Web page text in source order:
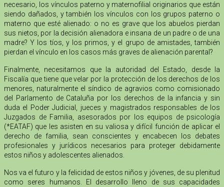
necesario, los vínculos paterno y maternofilial originarios que están
siendo dañados, y también los vínculos con los grupos paterno o
materno que esté alienado: o no es grave que los abuelos pierdan
sus nietos, por la decisión alienadora e insana de un padre o de una
madre? Y los tíos, y los primos, y el grupo de amistades, también
pierdan el vínculo en los casos más graves de alienación parental?
Finalmente, necesitamos que la autoridad del Estado, desde la
Fiscalía que tiene que velar por la protección de los derechos de los
menores, naturalmente el síndico de agravios como comisionado
del Parlamento de Cataluña por los derechos de la infancia y sin
duda el Poder Judicial, jueces y magistrados responsables de los
Juzgados de Familia, asesorados por los equipos de psicología
(*EATAF) que les asisten en su valiosa y difícil función de aplicar el
derecho de familia, sean conscientes y encabecen los debates
profesionales y jurídicos necesarios para proteger debidamente
estos niños y adolescentes alienados.
Nos va el futuro y la felicidad de estos niños y jóvenes, de su plenitud
como seres humanos. El desarrollo lleno de sus capacidades